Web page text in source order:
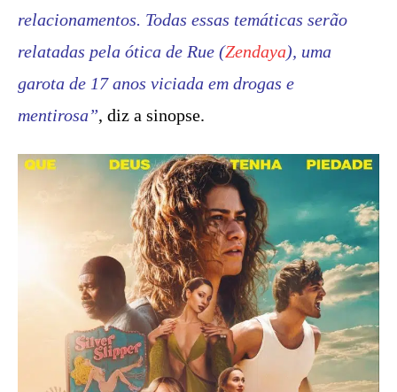
relacionamentos. Todas essas temáticas serão
relatadas pela ótica de Rue (Zendaya), uma
garota de 17 anos viciada em drogas e
mentirosa”, diz a sinopse.